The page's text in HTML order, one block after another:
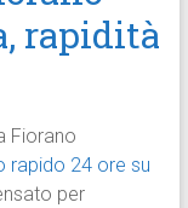
rapidità
Fiorano
rapido 24 ore su
per